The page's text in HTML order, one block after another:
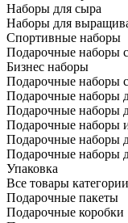
Наборы для сыра
Наборы для
Спортивные наборы
Подарочные наборы
Бизнес наборы
Подарочные наборы
Подарочные наборы
Подарочные наборы
Подарочные наборы
Подарочные наборы
Подарочные наборы
Упаковка
Все товары категории
Подарочные пакеты
Подарочные коробки